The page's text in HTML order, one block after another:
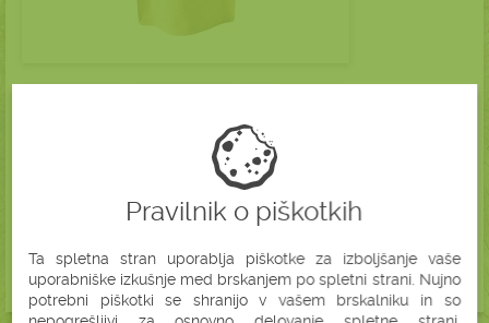
Pravilnik o piškotkih
Ta spletna stran uporablja piškotke za izboljšanje vaše
uporabniške izkušnje med brskanjem po spletni strani. Nujno
potrebni piškotki se shranijo v vašem brskalniku in so